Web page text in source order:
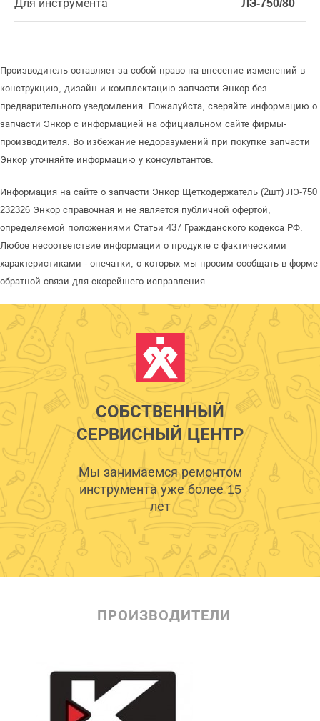
Для инструмента ЛЭ-750/80
Производитель оставляет за собой право на внесение изменений в
конструкцию, дизайн и комплектацию запчасти Энкор без
предварительного уведомления. Пожалуйста, сверяйте информацию о
запчасти Энкор с информацией на официальном сайте фирмы-
производителя. Во избежание недоразумений при покупке запчасти
Энкор уточняйте информацию у консультантов.
Информация на сайте о запчасти Энкор Щеткодержатель (2шт) ЛЭ-750
232326 Энкор справочная и не является публичной офертой,
определяемой положениями Статьи 437 Гражданского кодекса РФ.
Любое несоответствие информации о продукте с фактическими
характеристиками - опечатки, о которых мы просим сообщать в форме
обратной связи для скорейшего исправления.
СОБСТВЕННЫЙ
СЕРВИСНЫЙ ЦЕНТР
Мы занимаемся ремонтом
инструмента уже более 15
лет
ПРОИЗВОДИТЕЛИ